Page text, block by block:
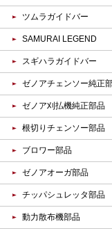
ツムラガイドバー
SAMURAI LEGEND
スギハラガイドバー
ゼノアチェンソー純正
ゼノア刈払機純正部品
根切りチェンソー部品
ブロワー部品
ゼノアオーガ部品
チッパシュレッタ部品
動力散布機部品